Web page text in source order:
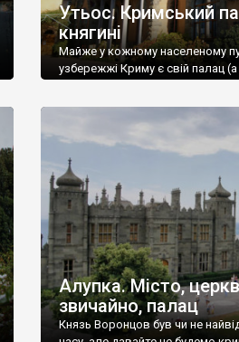
Утьос. Кримський
княгині
Майже у кожному населеному
узбережжі Криму є свій палац (а
Алупка. Місто,
звичайно, палац
Князь Воронцов був чи не